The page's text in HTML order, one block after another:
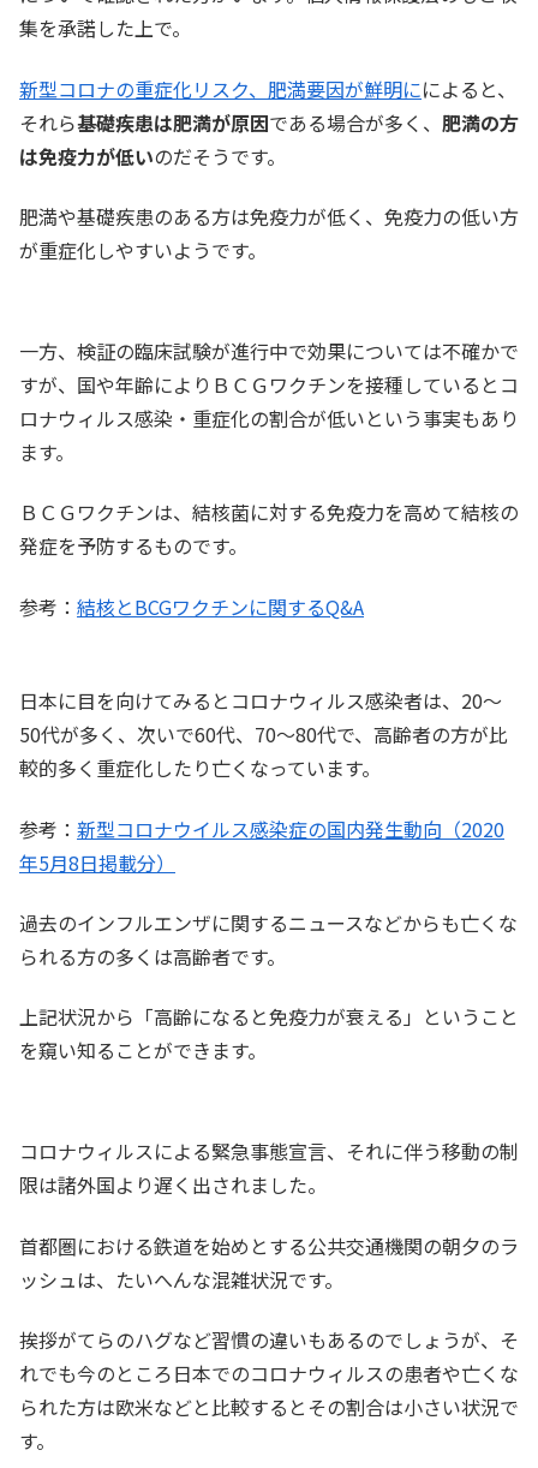
集を承諾した上で。
新型コロナの重症化リスク、肥満要因が鮮明にによると、
それら基礎疾患は肥満が原因である場合が多く、 肥満の方
は免疫力が低いのだそうです。
肥満や基礎疾患のある方は免疫力が低く、免疫力の低い方
が重症化しやすいようです。
一方、検証の臨床試験が進行中で効果については不確かで
すが、国や年齢によりＢＣＧワクチンを接種しているとコ
ロナウィルス感染・重症化の割合が低いという事実もあり
ます。
ＢＣＧワクチンは、結核菌に対する免疫力を高めて結核の
発症を予防するものです。
参考： 結核とBCGワクチンに関するQ&A
日本に目を向けてみるとコロナウィルス感染者は、20～
50代が多く、次いで60代、70～80代で、高齢者の方が比
較的多く重症化したり亡くなっています。
参考： 新型コロナウイルス感染症の国内発生動向（2020
年5月8日掲載分）
過去のインフルエンザに関するニュースなどからも亡くな
られる方の多くは高齢者です。
上記状況から「高齢になると免疫力が衰える」ということ
を窺い知ることができます。
コロナウィルスによる緊急事態宣言、それに伴う移動の制
限は諸外国より遅く出されました。
首都圏における鉄道を始めとする公共交通機関の朝夕のラ
ッシュは、たいへんな混雑状況です。
挨拶がてらのハグなど習慣の違いもあるのでしょうが、そ
れでも今のところ日本でのコロナウィルスの患者や亡くな
られた方は欧米などと比較するとその割合は小さい状況で
す。